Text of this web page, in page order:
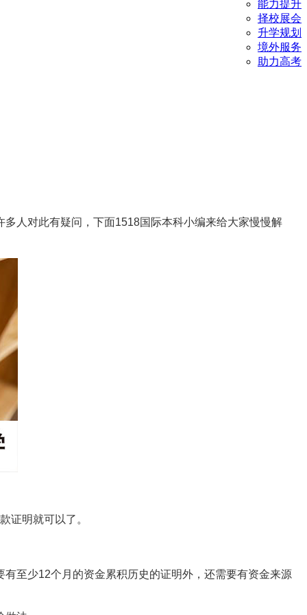
能力提升
择校展会
升学规划
境外服务
助力高考
人对此有疑问，下面1518国际本科小编来给大家慢慢解
证明就可以了。
至少12个月的资金累积历史的证明外，还需要有资金来源